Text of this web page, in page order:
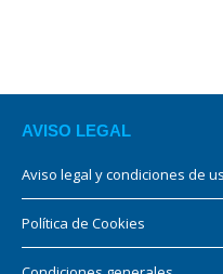
AVISO LEGAL
Aviso legal y condiciones de
Política de Cookies